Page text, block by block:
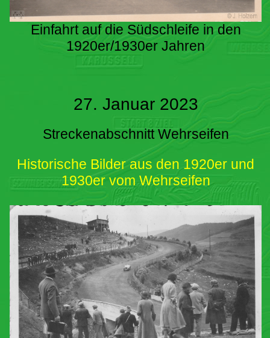
Einfahrt auf die Südschleife in den
1920er/1930er Jahren
27. Januar 2023
Streckenabschnitt Wehrseifen
Historische Bilder aus den 1920er und
1930er vom Wehrseifen